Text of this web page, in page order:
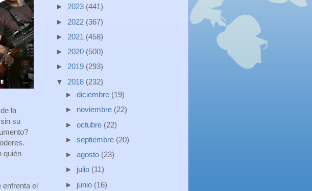
la
su
quién
enfrenta el
► 2023 (441)
► 2022 (367)
► 2021 (458)
► 2020 (500)
► 2019 (293)
▼ 2018 (232)
► diciembre (19)
► noviembre (22)
► octubre (22)
► septiembre (20)
► agosto (23)
► julio (11)
► junio (16)